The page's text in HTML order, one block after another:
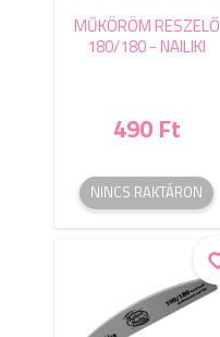
MŰKÖRÖM RESZELŐ
180/180 - NAILIKI
490 Ft
NINCS RAKTÁRON